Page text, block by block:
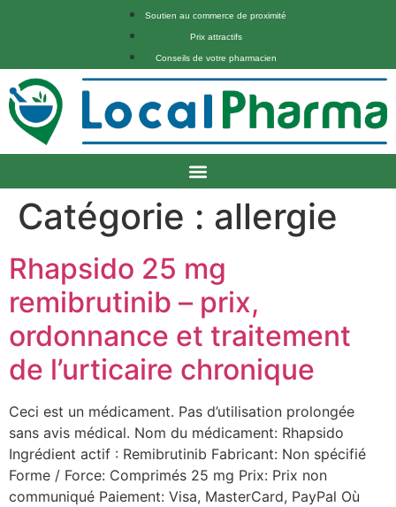
Soutien au commerce de proximité
Prix attractifs
Conseils de votre pharmacien
Catégorie : allergie
Rhapsido 25 mg
remibrutinib – prix,
ordonnance et traitement
de l’urticaire chronique
Ceci est un médicament. Pas d’utilisation prolongée
sans avis médical. Nom du médicament: Rhapsido
Ingrédient actif : Remibrutinib Fabricant: Non spécifié
Forme / Force: Comprimés 25 mg Prix: Prix non
communiqué Paiement: Visa, MasterCard, PayPal Où